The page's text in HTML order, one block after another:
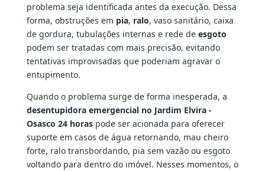
problema seja identificada antes da execução. Dessa
forma, obstruções em pia, ralo, vaso sanitário, caixa
de gordura, tubulações internas e rede de esgoto
podem ser tratadas com mais precisão, evitando
tentativas improvisadas que poderiam agravar o
entupimento.
Quando o problema surge de forma inesperada, a
desentupidora emergencial no Jardim Elvira -
Osasco 24 horaspode ser acionada para oferecer
suporte em casos de água retornando, mau cheiro
forte, ralo transbordando, pia sem vazão ou esgoto
voltando para dentro do imóvel. Nesses momentos, o